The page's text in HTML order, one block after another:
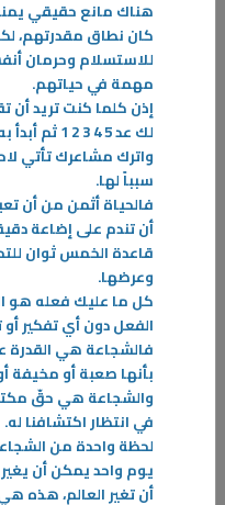
علاج التفكير الضاغط
إن الأشخاص الذين يعانون من
تقلُب الصحة النفسية والسلبية
هناك مانع حقيقي
كان نطاق مقدرتهم،
للاستسلام وحرمان
مهمة في حياتهم.
إذن كلما كنت تريد
لك عد 5 4 3 2 1 ثم أبدأ به مباشرة
واترك مشاعرك تأتي
سبباً لها.
فالحياة أثمن من أن
أن تندم على إضاعة
قاعدة الخمس ثوان
وعرضها.
كل ما عليك فعله هو
الفعل دون أي تفكير أو
فالشجاعة هي القدرة
بأنها صعبة أو مخيفة
والشجاعة هي حقّ
في انتظار اكتشافنا له.
لحظة واحدة من
يوم واحد يمكن أن
أن تغير العالم، هذه